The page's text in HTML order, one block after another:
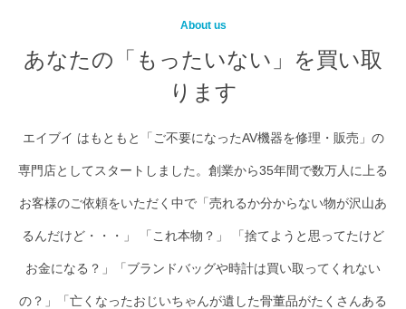
About us
あなたの「もったいない」を買い取
ります
エイブイ はもともと「ご不要になったAV機器を修理・販売」の
専門店としてスタートしました。創業から35年間で数万人に上る
お客様のご依頼をいただく中で「売れるか分からない物が沢山あ
るんだけど・・・」 「これ本物？」 「捨てようと思ってたけど
お金になる？」「ブランドバッグや時計は買い取ってくれない
の？」「亡くなったおじいちゃんが遺した骨董品がたくさんある